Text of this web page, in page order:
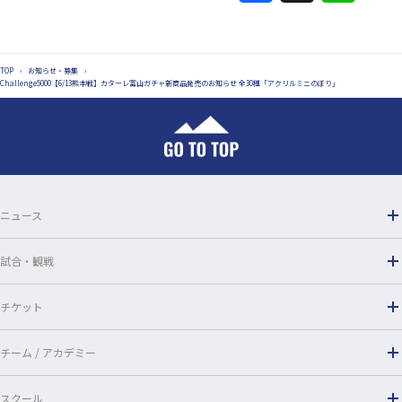
e
TOP › お知らせ・募集
›
Challenge5000【6/13熊本戦】カターレ富山ガチャ新商品発売のお知らせ 全30種「アクリルミニのぼり」
ニュース
試合・観戦
チケット
チーム / アカデミー
スクール